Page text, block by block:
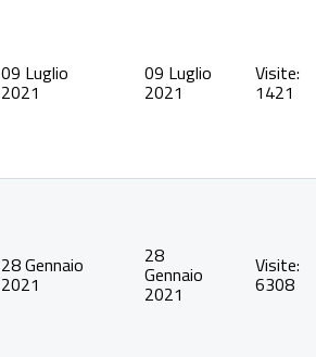
09 Luglio
2021
09 Luglio
2021
Visite:
1421
28 Gennaio
2021
28
Gennaio
2021
Visite:
6308